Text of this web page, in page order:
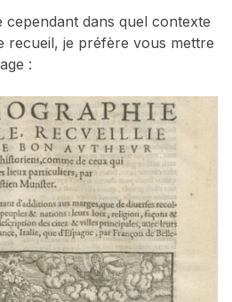
dans quel contexte
recueil, je préfère vous mettre
: